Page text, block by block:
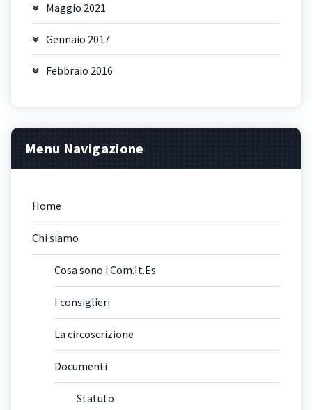
Maggio 2021
Gennaio 2017
Febbraio 2016
Menu Navigazione
Home
Chi siamo
Cosa sono i Com.It.Es
I consiglieri
La circoscrizione
Documenti
Statuto